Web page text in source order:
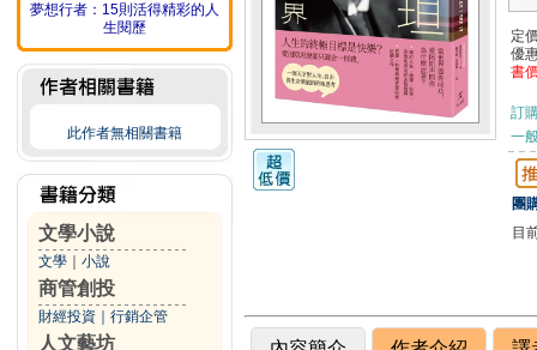
夢想行者：15則活得精彩的人
生閱歷
此作者無相關書籍
文學小說
文學 小說
商管創投
財經投資 行銷企管
人文藝坊
定
優
書
訂
一
團
目